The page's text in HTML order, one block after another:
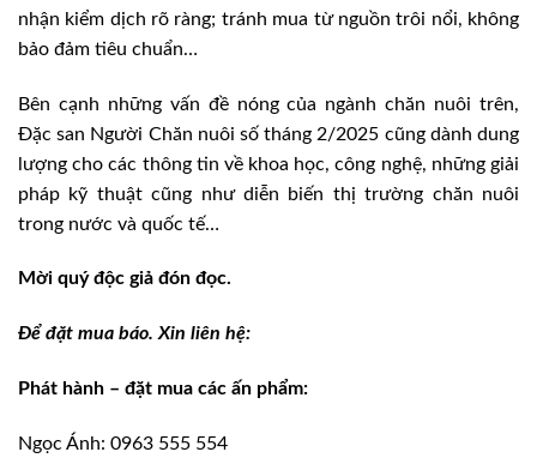
nhận kiểm dịch rõ ràng; tránh mua từ nguồn trôi nổi, không
bảo đảm tiêu chuẩn…
Bên cạnh những vấn đề nóng của ngành chăn nuôi trên,
Đặc san Người Chăn nuôi số tháng 2/2025 cũng dành dung
lượng cho các thông tin về khoa học, công nghệ, những giải
pháp kỹ thuật cũng như diễn biến thị trường chăn nuôi
trong nước và quốc tế…
Mời quý độc giả đón đọc.
Để đặt mua báo. Xin liên hệ:
Phát hành – đặt mua các ấn phẩm:
Ngọc Ánh: 0963 555 554